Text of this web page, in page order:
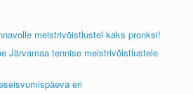
meistrivõistlustel kaks pronksi!
Järvamaa tennise meistrivõistlustele
eri